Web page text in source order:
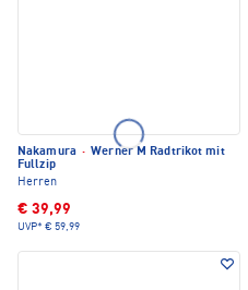
Nakamura · Werner M Radtrikot mit
Fullzip
Herren
€ 39,99
UVP* € 59,99